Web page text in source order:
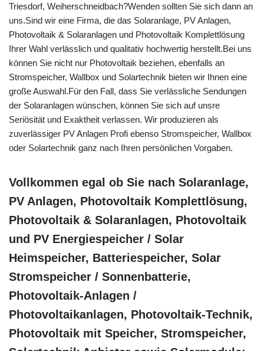
Triesdorf, Weiherschneidbach?Wenden sollten Sie sich dann an
uns.Sind wir eine Firma, die das Solaranlage, PV Anlagen,
Photovoltaik & Solaranlagen und Photovoltaik Komplettlösung
Ihrer Wahl verlässlich und qualitativ hochwertig herstellt.Bei uns
können Sie nicht nur Photovoltaik beziehen, ebenfalls an
Stromspeicher, Wallbox und Solartechnik bieten wir Ihnen eine
große Auswahl.Für den Fall, dass Sie verlässliche Sendungen
der Solaranlagen wünschen, können Sie sich auf unsre
Seriösität und Exaktheit verlassen. Wir produzieren als
zuverlässiger PV Anlagen Profi ebenso Stromspeicher, Wallbox
oder Solartechnik ganz nach Ihren persönlichen Vorgaben.
Vollkommen egal ob Sie nach Solaranlage,
PV Anlagen, Photovoltaik Komplettlösung,
Photovoltaik & Solaranlagen, Photovoltaik
und PV Energiespeicher / Solar
Heimspeicher, Batteriespeicher, Solar
Stromspeicher / Sonnenbatterie,
Photovoltaik-Anlagen /
Photovoltaikanlagen, Photovoltaik-Technik,
Photovoltaik mit Speicher, Stromspeicher,